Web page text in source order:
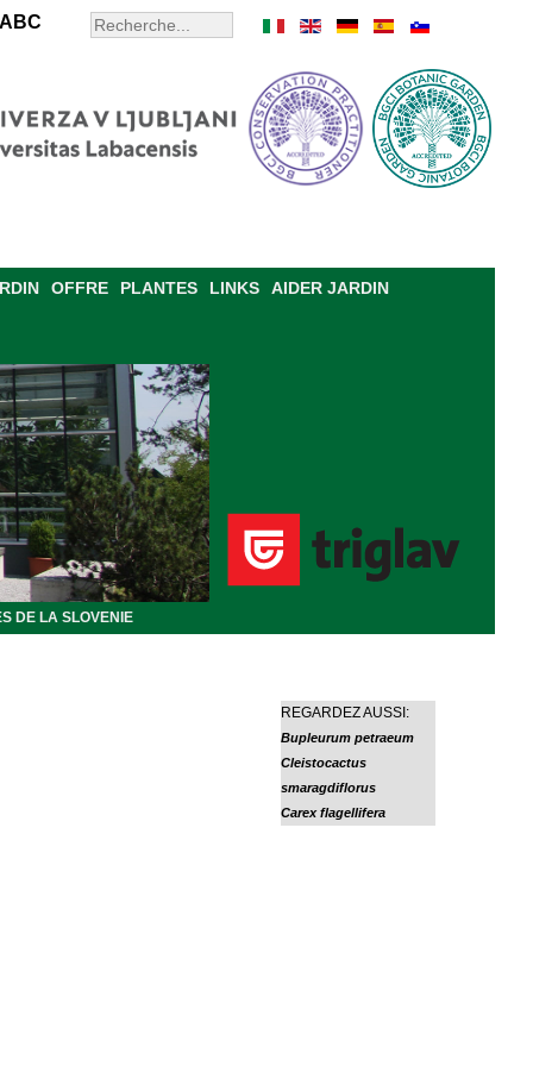
ABC
OFFRE PLANTES LINKS AIDER JARDIN
DE LA SLOVENIE
REGARDEZ AUSSI:
Bupleurum petraeum
Cleistocactus
smaragdiflorus
Carex flagellifera